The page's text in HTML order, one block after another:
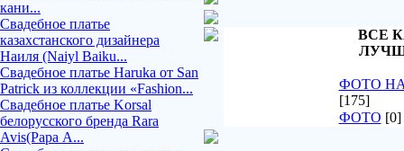
кани...
Свадебное платье
казахстанского дизайнера
Наиля (Naiyl Baiku...
Свадебное платье Haruka от San
Patrick из коллекции «Fashion...
Свадебное платье Korsal
белорусского бренда Rara
Avis(Рара А...
ВСЕ
ФОТО
[175]
ФОТО [0]